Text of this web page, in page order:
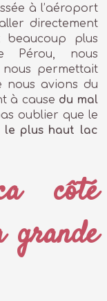
à l’aéroport
directement
beaucoup plus
Pérou, nous
permettait
nous avions du
à cause du mal
oublier que le
le plus haut lac
côté
grande